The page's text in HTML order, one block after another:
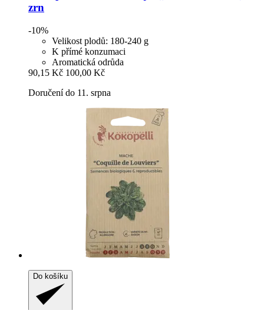
zrn
-10%
Velikost plodů: 180-240 g
K přímé konzumaci
Aromatická odrůda
90,15 Kč 100,00 Kč
Doručení do 11. srpna
Do košíku